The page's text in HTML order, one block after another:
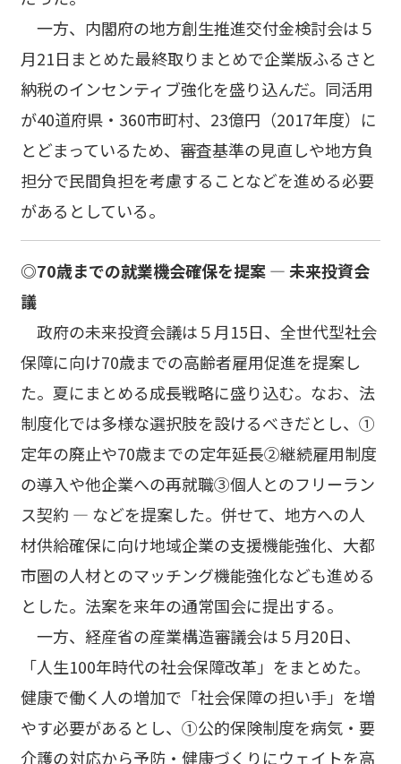
一方、内閣府の地方創生推進交付金検討会は５
月21日まとめた最終取りまとめで企業版ふるさと
納税のインセンティブ強化を盛り込んだ。同活用
が40道府県・360市町村、23億円（2017年度）に
とどまっているため、審査基準の見直しや地方負
担分で民間負担を考慮することなどを進める必要
があるとしている。
◎70歳までの就業機会確保を提案 ― 未来投資会
議
政府の未来投資会議は５月15日、全世代型社会
保障に向け70歳までの高齢者雇用促進を提案し
た。夏にまとめる成長戦略に盛り込む。なお、法
制度化では多様な選択肢を設けるべきだとし、①
定年の廃止や70歳までの定年延長②継続雇用制度
の導入や他企業への再就職③個人とのフリーラン
ス契約 ― などを提案した。併せて、地方への人
材供給確保に向け地域企業の支援機能強化、大都
市圏の人材とのマッチング機能強化なども進める
とした。法案を来年の通常国会に提出する。
一方、経産省の産業構造審議会は５月20日、
「人生100年時代の社会保障改革」をまとめた。
健康で働く人の増加で「社会保障の担い手」を増
やす必要があるとし、①公的保険制度を病気・要
介護の対応から予防・健康づくりにウェイトを高